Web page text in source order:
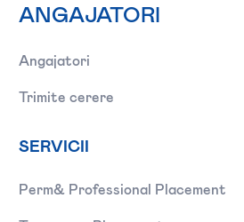
ANGAJATORI
Angajatori
Trimite cerere
SERVICII
Perm& Professional Placement